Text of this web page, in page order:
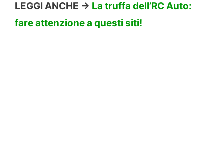
LEGGI ANCHE -> La truffa dell’RC Auto:
fare attenzione a questi siti!